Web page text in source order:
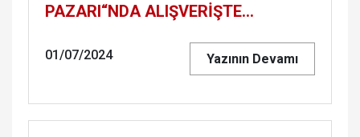
PAZARI“NDA ALIŞVERİŞTE…
01/07/2024 Yazının Devamı